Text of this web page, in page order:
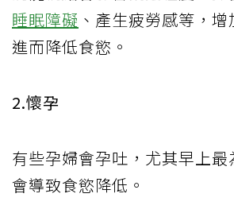
睡眠障礙 、產生疲勞感等，增
進而降低食慾。
2.懷孕
有些孕婦會孕吐，尤其早上最
會導致食慾降低。